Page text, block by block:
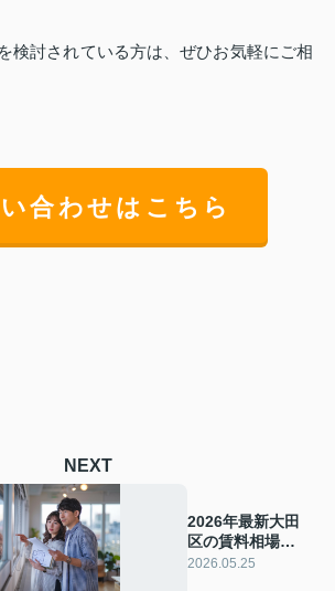
検討されている方は、ぜひお気軽にご相
合わせはこちら
NEXT
2026年最新大田
区の賃料相場
は！？単身からフ
2026.05.25